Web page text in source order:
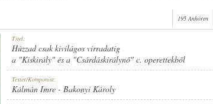
195 Anhören
Titel:
Húzzad csak kivilágos virradatig
a "Kiskirály" és a "Csárdáskirálynő" c. operettekből
Texter/Komponist:
Kálmán Imre - Bakonyi Károly